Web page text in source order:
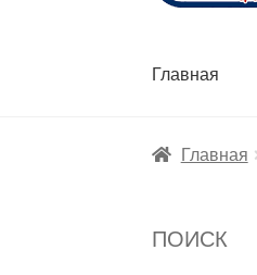
Главная
Главная
ПОИСК